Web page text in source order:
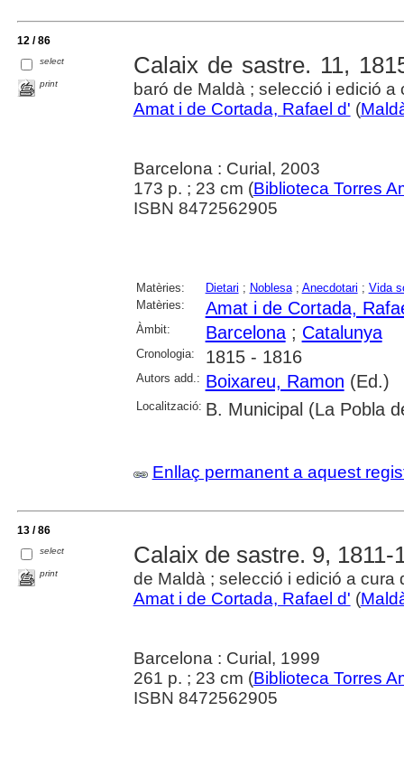
12 / 86
select
print
Calaix de sastre. 11,
baró de Maldà ; selecció i edició
Amat i de Cortada, Rafael d' (
Barcelona : Curial, 2003
173 p. ; 23 cm (Biblioteca Torres
ISBN 8472562905
Matèries: Dietari ; Noblesa; Anecdotari ; Vida
Matèries:
Amat i de Cortada,
Àmbit: Barcelona; Catalunya
Cronologia: 1815 - 1816
Autors add.: Boixareu, Ramon (Ed.)
Localització: B. Municipal (La Pobla
Enllaç permanent a aquest
13 / 86
select
print
Calaix de sastre. 9, 1811-
de Maldà ; selecció i edició a cura
Amat i de Cortada, Rafael d' (
Barcelona : Curial, 1999
261 p. ; 23 cm (Biblioteca Torres
ISBN 8472562905